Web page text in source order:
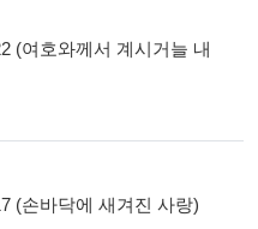
(여호와께서 계시거늘 내
(손바닥에 새겨진 사랑)